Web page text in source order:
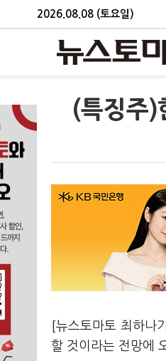
2026.08.08 (토요일)
(특징주)
[뉴스토마토 최하나
할 것이라는 전망에